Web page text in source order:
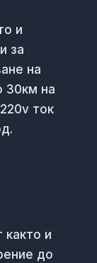
и
за
на
30км на
ток
и
до